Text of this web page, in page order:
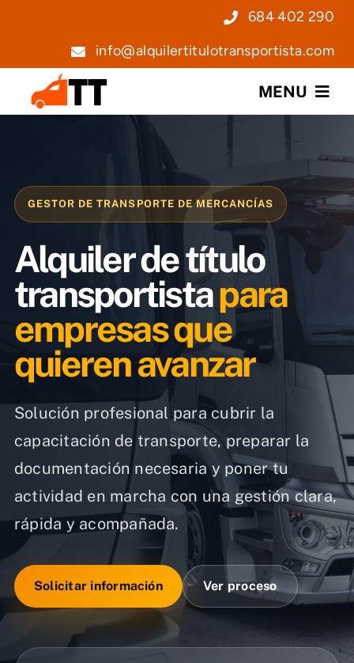
684 402 290
info@alquilertitulotransportista.com
MENU
Servicios
Noticias
Contacto
GESTOR DE TRANSPORTE DE MERCANCÍAS
Alquiler de título
transportistapara
empresas que
quieren avanzar
Solución profesional para cubrir la
capacitación de transporte, preparar la
documentación necesaria y poner tu
actividad en marcha con una gestión clara,
rápida y acompañada.
Solicitar información Ver proceso